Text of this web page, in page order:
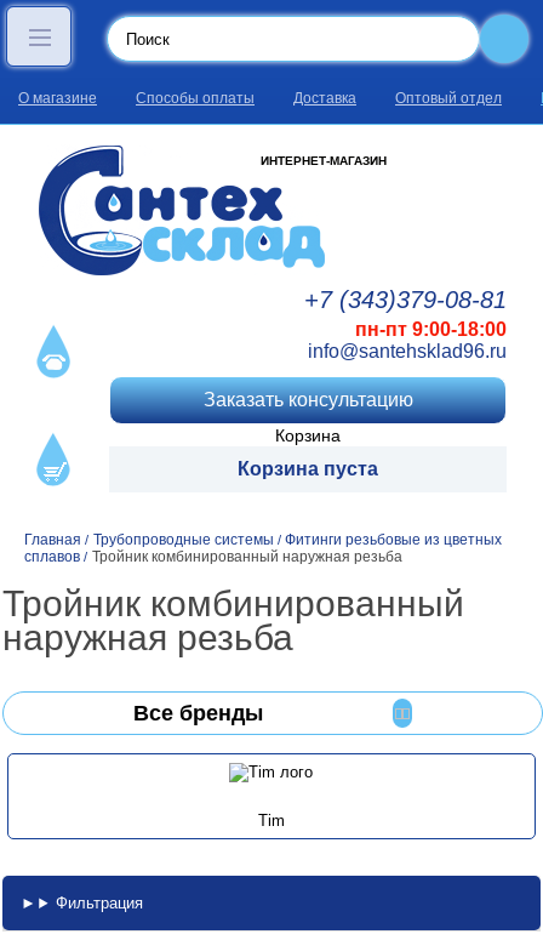
О магазине Способы оплаты Доставка Оптовый отдел
ИНТЕРНЕТ-МАГАЗИН
+7 (343)379-08-81
пн-пт 9:00-18:00
info@santehsklad96.ru
Заказать консультацию
Корзина
Корзина пуста
Главная / Трубопроводные системы / Фитинги резьбовые из цветных
сплавов / Тройник комбинированный наружная резьба
Тройник комбинированный
наружная резьба
Все бренды
Tim
Фильтрация